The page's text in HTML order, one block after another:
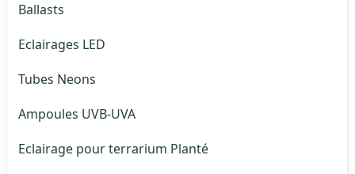
Ballasts
Eclairages LED
Tubes Neons
Ampoules UVB-UVA
Eclairage pour terrarium Planté